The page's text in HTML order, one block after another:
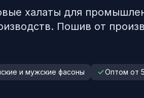
халаты для
Пошив от
и мужские фасоны Оптом от